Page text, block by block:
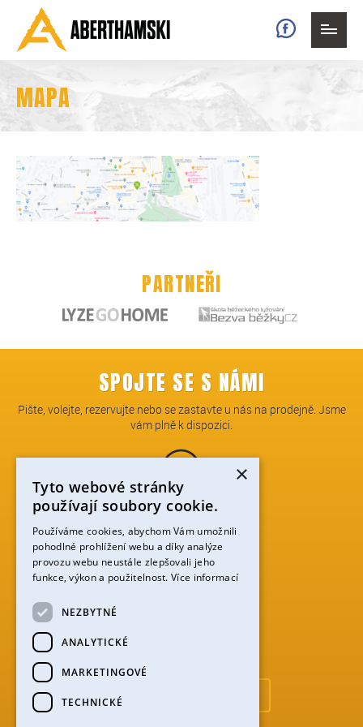
MAPA
PARTNEŘI
SPOJTE SE S NÁMI
Pište, volejte, rezervujte nebo se zastavte u nás na prodejně. Jsme
vám plně k dispozici.
TELEFON:
+420 774 753 912
PERNINSKÁ 59, ABERTAMY,…
ZOBRAZIT NA MAPĚ
Obchodní podmínky (PDF)
×
Tyto webové stránky
používají soubory cookie.
Používáme cookies, abychom Vám umožnili
pohodlné prohlížení webu a díky analýze
provozu webu neustále zlepšovali jeho
funkce, výkon a použitelnost.Více informací
NEZBYTNÉ
ANALYTICKÉ
MARKETINGOVÉ
TECHNICKÉ